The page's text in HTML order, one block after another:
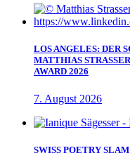
LOS ANGELES: DER
MATTHIAS
AWARD 2026
7. August 2026
SWISS POETRY